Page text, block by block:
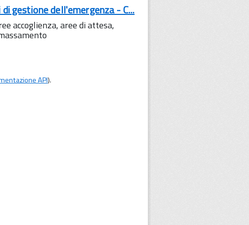
gestione dell'emergenza - C...
accoglienza, aree di attesa,
API).